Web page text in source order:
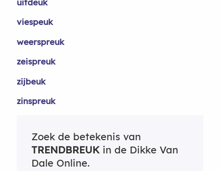
viespeuk
weerspreuk
zeispreuk
zijbeuk
zinspreuk
Zoek de betekenis van
TRENDBREUKin de Dikke Van
Dale Online.